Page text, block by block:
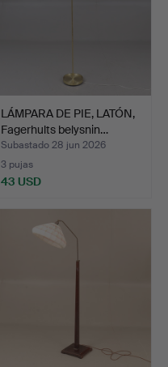
LÁMPARA DE PIE, LATÓN,
Fagerhults belysnin…
Subastado 28 jun 2026
3 pujas
43 USD